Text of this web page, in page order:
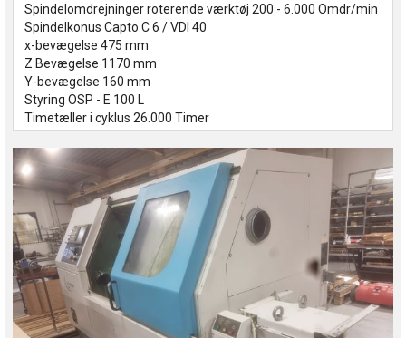
Spindelomdrejninger roterende værktøj 200 - 6.000 Omdr/min
Spindelkonus Capto C 6 / VDI 40
x-bevægelse 475 mm
Z Bevægelse 1170 mm
Y-bevægelse 160 mm
Styring OSP - E 100 L
Timetæller i cyklus 26.000 Timer